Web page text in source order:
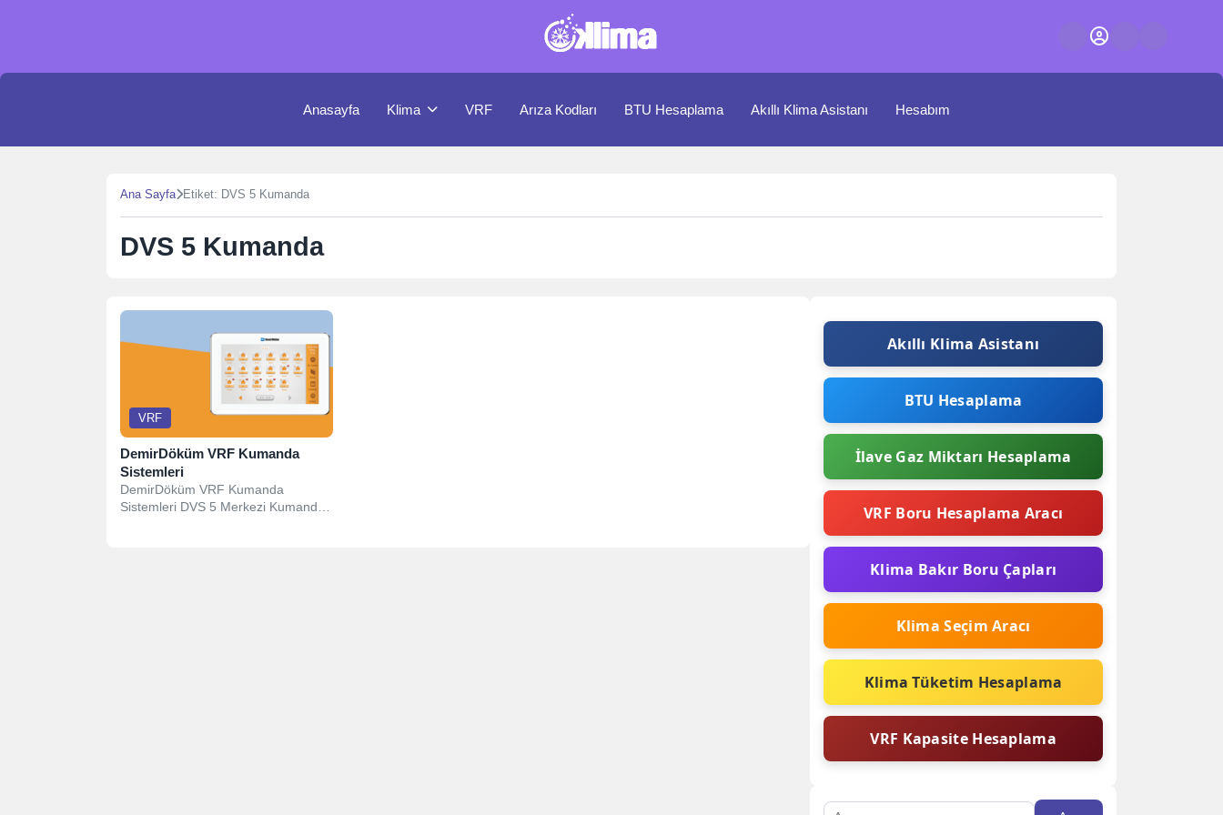
Anasayfa Klima VRF Arıza Kodları BTU Hesaplama Akıllı Klima Asistanı Hesabım
Ana Sayfa Etiket: DVS 5 Kumanda
DVS 5 Kumanda
VRF
DemirDöküm VRF Kumanda
Sistemleri
DemirDöküm VRF Kumanda
Sistemleri DVS 5 Merkezi Kumanda
Akıllı Klima Asistanı
BTU Hesaplama
İlave Gaz Miktarı Hesaplama
VRF Boru Hesaplama Aracı
Klima Bakır Boru Çapları
Klima Seçim Aracı
Klima Tüketim Hesaplama
VRF Kapasite Hesaplama
Arama: